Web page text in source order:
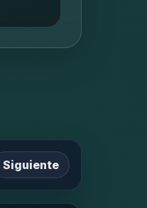
Siguiente